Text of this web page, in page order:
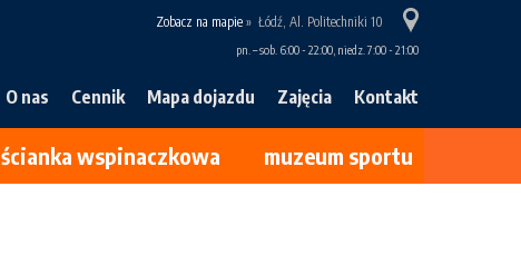
» Łódź, Al. Politechniki 10
Zobacz na mapie
pn. – sob. 6:00 - 22:00, niedz. 7:00 - 21:00
O nas Cennik Mapa dojazdu Zajęcia Kontakt
ścianka wspinaczkowa muzeum sportu